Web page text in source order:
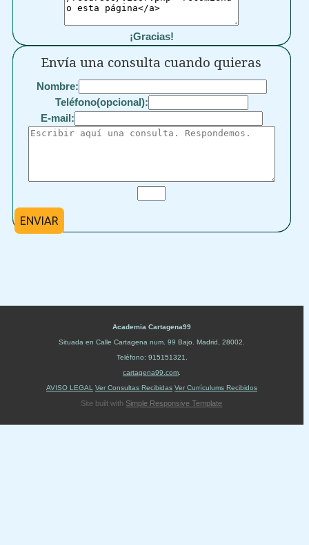
¡Gracias!
Envía una consulta cuando quieras
Nombre:
Teléfono(opcional):
E-mail:
ENVIAR
Academia Cartagena99
Situada en Calle Cartagena num. 99 Bajo Madrid 28002
Teléfono: 915151321
cartagena99.com
AVISO LEGAL
Ver Consultas Recibidas Ver Currículums Recibidos
Site built with Simple Responsive Template